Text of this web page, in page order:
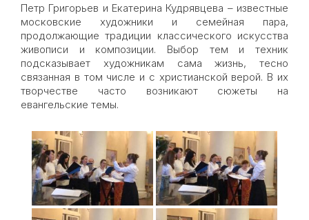
Петр Григорьев и Екатерина Кудрявцева​ – известные​
московские художники и семейная пара,
продолжающие традиции классического искусства
живописи и композиции. Выбор тем и техник​
подсказывает художникам сама жизнь, тесно
связанная в том числе и с христианской верой. В их
творчестве часто​ возникают сюжеты на
евангельские темы.